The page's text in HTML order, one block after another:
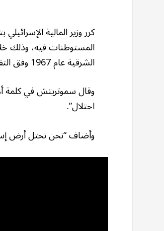
كرر وزير المالية
المستوطنات فيه، وذلك
الشرقية عام 1967 وفق التقويم العبري.
وقال سموتريتش في كلمة
احتلال”.
وأضاف “نحن نحتل أرض